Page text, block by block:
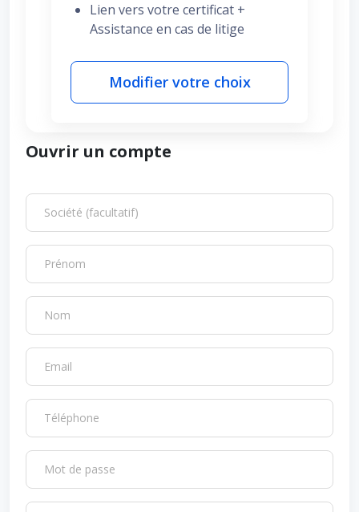
Lien vers votre certificat +
Assistance en cas de litige
Modifier votre choix
Ouvrir un compte
Société (facultatif)
Prénom
Nom
Email
Téléphone
Mot de passe